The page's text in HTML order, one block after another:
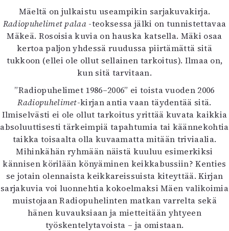
Mäeltä on julkaistu useampikin sarjakuvakirja.
Radiopuhelimet palaa -teoksessa jälki on tunnistettavaa
Mäkeä. Rosoisia kuvia on hauska katsella. Mäki osaa
kertoa paljon yhdessä ruudussa piirtämättä sitä
tukkoon (ellei ole ollut sellainen tarkoitus). Ilmaa on,
kun sitä tarvitaan.
”Radiopuhelimet 1986–2006” ei toista vuoden 2006
Radiopuhelimet-kirjan antia vaan täydentää sitä.
Ilmiselvästi ei ole ollut tarkoitus yrittää kuvata kaikkia
absoluuttisesti tärkeimpiä tapahtumia tai käännekohtia
taikka toisaalta olla kuvaamatta mitään triviaalia.
Mihinkähän ryhmään näistä kuuluu esimerkiksi
kännisen körilään könyäminen keikkabussiin? Kenties
se jotain olennaista keikkareissuista kiteyttää. Kirjan
sarjakuvia voi luonnehtia kokoelmaksi Mäen valikoimia
muistojaan Radiopuhelinten matkan varrelta sekä
hänen kuvauksiaan ja mietteitään yhtyeen
työskentelytavoista – ja omistaan.